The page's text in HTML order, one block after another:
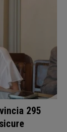
295